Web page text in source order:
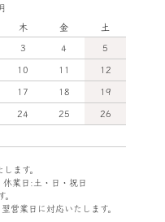
木 金 土
3 4 5
10 11 12
17 18 19
24 25 26
ます。
業日:土・日・祝日
翌営業日に対応いたします。